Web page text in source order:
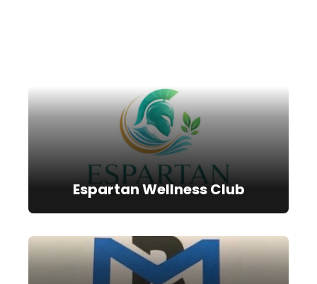
Espartan Wellness Club